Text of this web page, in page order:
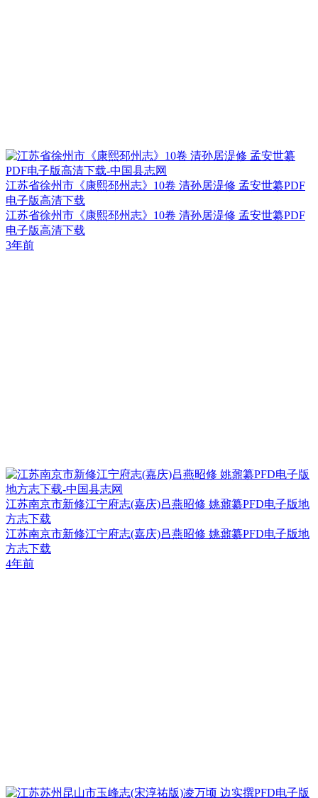
江苏省徐州市《康熙邳州志》10卷 清孙居湜修 孟安世纂PDF
电子版高清下载
江苏省徐州市《康熙邳州志》10卷 清孙居湜修 孟安世纂PDF
电子版高清下载
3年前
江苏南京市新修江宁府志(嘉庆)吕燕昭修 姚鼐纂PFD电子版地
方志下载
江苏南京市新修江宁府志(嘉庆)吕燕昭修 姚鼐纂PFD电子版地
方志下载
4年前